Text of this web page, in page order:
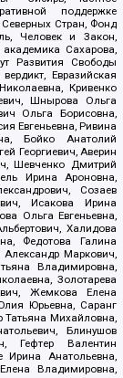
поддержке
Стран, Фонд
Человек и Закон,
Сахарова,
Развития Свободы
Евразийская
Кривенко
Шнырова Ольга
Ольга Борисовна,
Евгеньевна, Ривина
Бойко Анатолий
Георгиевич, Аверин
Шевченко Дмитрий
Ирина Ароновна,
Созаев
Исакова Ирина
Ольга Евгеньевна,
Халидова
Федотова Галина
Александр Маркович,
Владимировна,
Золотарева
Жемкова Елена
Юрьевна, Саранг
Татьяна Михайловна,
Блинушов
Гефтер Валентин
Ирина Анатольевна,
Владимировна,